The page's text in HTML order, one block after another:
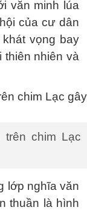
văn minh lúa
của cư dân
vọng bay
thiên nhiên và
chim Lạc
lớp nghĩa văn
thuần là hình